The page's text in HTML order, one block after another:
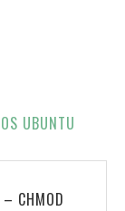
UBUNTU
– CHMOD